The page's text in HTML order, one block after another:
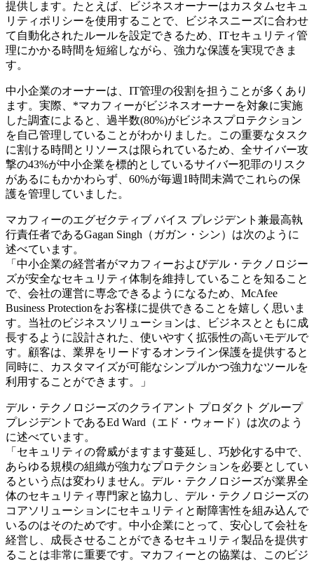
提供します。たとえば、ビジネスオーナーはカスタムセキュ
リティポリシーを使用することで、ビジネスニーズに合わせ
て自動化されたルールを設定できるため、ITセキュリティ管
理にかかる時間を短縮しながら、強力な保護を実現できま
す。
中小企業のオーナーは、IT管理の役割を担うことが多くあり
ます。実際、*マカフィーがビジネスオーナーを対象に実施
した調査によると、過半数(80%)がビジネスプロテクション
を自己管理していることがわかりました。この重要なタスク
に割ける時間とリソースは限られているため、全サイバー攻
撃の43%が中小企業を標的としているサイバー犯罪のリスク
があるにもかかわらず、60%が毎週1時間未満でこれらの保
護を管理していました。
マカフィーのエグゼクティブ バイス プレジデント兼最高執
行責任者であるGagan Singh（ガガン・シン）は次のように
述べています。
「中小企業の経営者がマカフィーおよびデル・テクノロジー
ズが安全なセキュリティ体制を維持していることを知ること
で、会社の運営に専念できるようになるため、McAfee
Business Protectionをお客様に提供できることを嬉しく思いま
す。当社のビジネスソリューションは、ビジネスとともに成
長するように設計された、使いやすく拡張性の高いモデルで
す。顧客は、業界をリードするオンライン保護を提供すると
同時に、カスタマイズが可能なシンプルかつ強力なツールを
利用することができます。」
デル・テクノロジーズのクライアント プロダクト グループ
プレジデントであるEd Ward（エド・ウォード）は次のよう
に述べています。
「セキュリティの脅威がますます蔓延し、巧妙化する中で、
あらゆる規模の組織が強力なプロテクションを必要としてい
るという点は変わりません。デル・テクノロジーズが業界全
体のセキュリティ専門家と協力し、デル・テクノロジーズの
コアソリューションにセキュリティと耐障害性を組み込んで
いるのはそのためです。中小企業にとって、安心して会社を
経営し、成長させることができるセキュリティ製品を提供す
ることは非常に重要です。マカフィーとの協業は、このビジ